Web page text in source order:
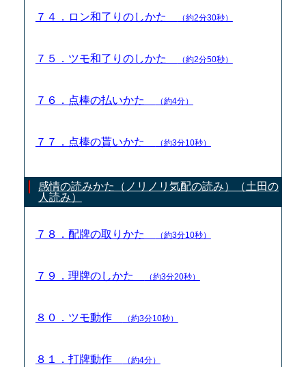
７４．ロン和了りのしかた （約2分30秒）
７５．ツモ和了りのしかた （約2分50秒）
７６．点棒の払いかた （約4分）
７７．点棒の貰いかた （約3分10秒）
感情の読みかた（ノリノリ気配の読み）（土田の
人読み）
７８．配牌の取りかた （約3分10秒）
７９．理牌のしかた （約3分20秒）
８０．ツモ動作 （約3分10秒）
８１．打牌動作 （約4分）